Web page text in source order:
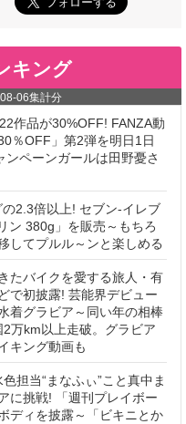
キング
06集計分
作品が30%OFF! FANZA動
％OFF」第2弾を明日1日
ペーンガールは田野憂さ
2.3倍以上! セブン‐イレブ
ン 380g」を販売～もちろ
してプルル～ンと楽しめる
たバイクを愛する旅人・有
で初披露! 芸能界デビュー
着グラビア～同い年の相棒
2万km以上走破。グラビア
キング動画も
担当“まなふぃ”こと真中ま
に挑戦! 「週刊プレイボー
ディを披露～「ビキニとか